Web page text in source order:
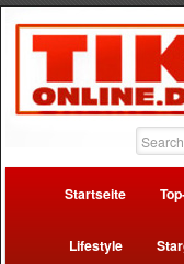
Startseite
Lifestyle